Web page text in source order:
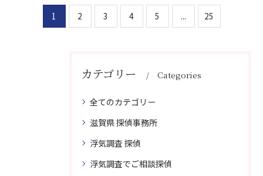
1 2 3 4 5 ... 25
カテゴリー Categories
全てのカテゴリー
滋賀県 探偵事務所
浮気調査 探偵
浮気調査でご相談探偵